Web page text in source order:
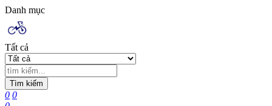
Danh mục
Tất cả
Tìm kiếm
0 0